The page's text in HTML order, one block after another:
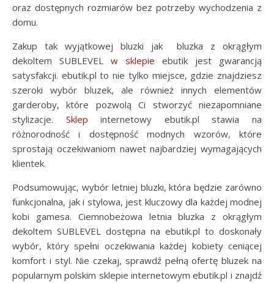
oraz dostępnych rozmiarów bez potrzeby wychodzenia z
domu.
Zakup tak wyjątkowej bluzki jak bluzka z okrągłym
dekoltem SUBLEVEL w sklepie ebutik jest gwarancją
satysfakcji. ebutik.pl to nie tylko miejsce, gdzie znajdziesz
szeroki wybór bluzek, ale również innych elementów
garderoby, które pozwolą Ci stworzyć niezapomniane
stylizacje. Sklep internetowy ebutik.pl stawia na
różnorodność i dostępność modnych wzorów, które
sprostają oczekiwaniom nawet najbardziej wymagających
klientek.
Podsumowując, wybór letniej bluzki, która będzie zarówno
funkcjonalna, jak i stylowa, jest kluczowy dla każdej modnej
kobi gamesa. Ciemnobeżowa letnia bluzka z okrągłym
dekoltem SUBLEVEL dostępna na ebutik.pl to doskonały
wybór, który spełni oczekiwania każdej kobiety ceniącej
komfort i styl. Nie czekaj, sprawdź pełną ofertę bluzek na
popularnym polskim sklepie internetowym ebutik.pl i znajdź